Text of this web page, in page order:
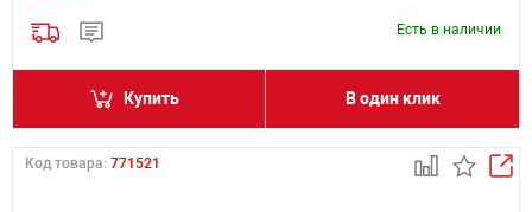
Есть в наличии
Купить В один клик
Код товара: 771521